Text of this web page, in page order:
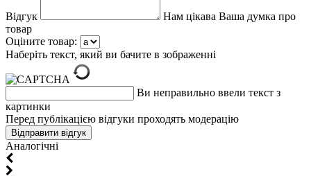
Відгук
Нам цікава Ваша думка про
товар
Оціните товар:
Наберіть текст, який ви бачите в зображенні
Ви неправильно ввели текст з
картинки
Перед публікацією відгуки проходять модерацію
Aналогічні